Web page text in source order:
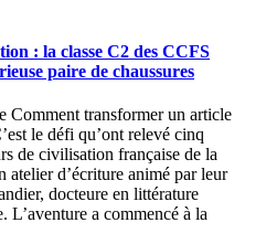
: la classe C2 des CCFS
paire de chaussures
Comment transformer un article
le défi qu’ont relevé cinq
de civilisation française de la
atelier d’écriture animé par leur
docteure en littérature
L’aventure a commencé à la